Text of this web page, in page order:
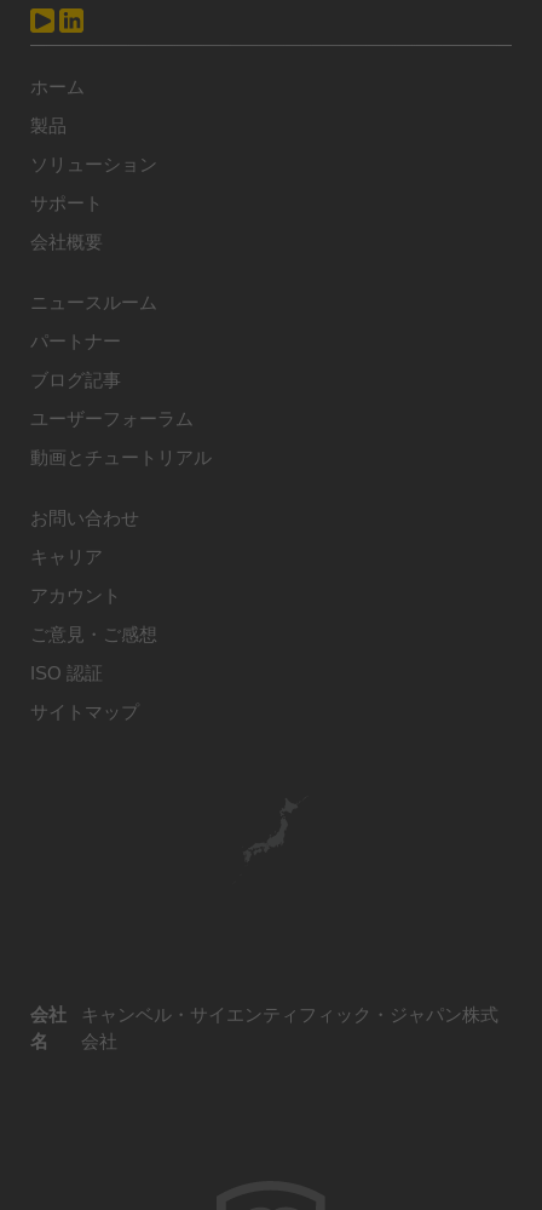
ホーム
製品
ソリューション
サポート
会社概要
ニュースルーム
パートナー
ブログ記事
ユーザーフォーラム
動画とチュートリアル
お問い合わせ
キャリア
アカウント
ご意見・ご感想
ISO 認証
サイトマップ
会社
名
キャンベル・サイエンティフィック・ジャパン株式
会社